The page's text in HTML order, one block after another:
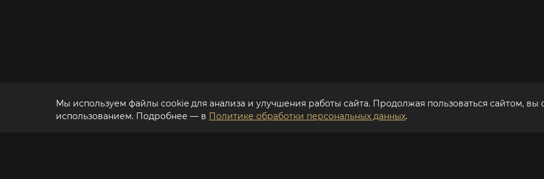
Мы используем файлы cookie для анализа и улучшения работы сайта. Продолжая пользоваться сайтом, вы
использованием. Подробнее — в Политике обработки персональных данных.